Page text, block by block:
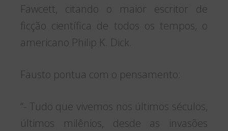
Fawcett, citando o maior escritor de
ficção científica de todos os tempos, o
americano Philip K. Dick.
Fausto pontua com o pensamento:
“- Tudo que vivemos nos últimos séculos,
últimos milênios, desde as invasões